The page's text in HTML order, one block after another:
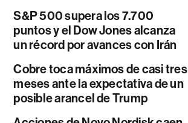
S&P 500 supera los 7.700
puntos y el Dow Jones alcanza
un récord por avances con Irán
Cobre toca máximos de casi tres
meses ante la expectativa de un
posible arancel de Trump